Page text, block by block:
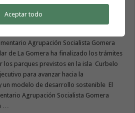
Agrupación Socialista Gomera
de La Gomera ha finalizado los trámites
los parques previstos en la isla Curbelo
para avanzar hacia la
un modelo de desarrollo sostenible El
Agrupación Socialista Gomera
…
Aceptar todo